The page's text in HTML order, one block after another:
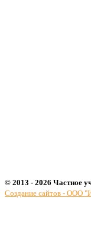
© 2013 - 2026 Частное
Создание сайтов - ООО